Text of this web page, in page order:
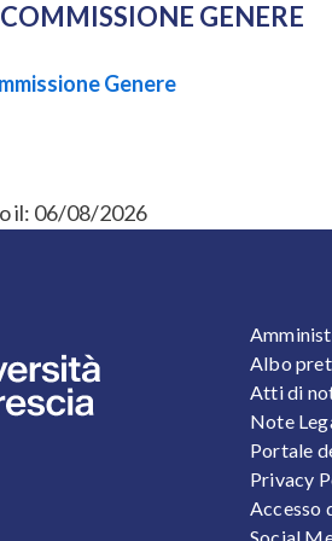
GENERE
Genere
il: 06/08/2026
Albo
Atti di
Note
Portale
Privacy
Accesso
Social